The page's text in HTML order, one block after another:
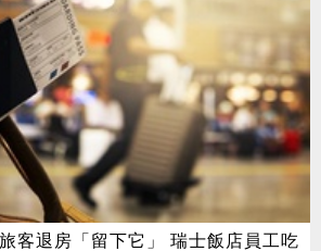
客退房「留下它」 瑞士飯店員工吃